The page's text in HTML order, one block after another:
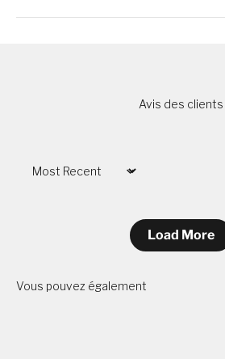
Avis des clients
Sort by
Load More
Vous pouvez également